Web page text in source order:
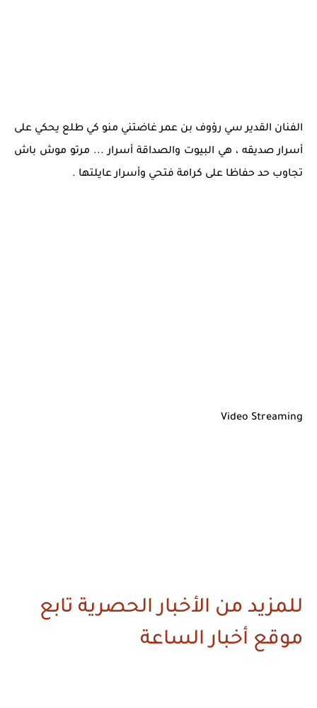
الفنان القدير سي رؤوف بن عمر غاضتني منو كي طلع يحكي على
أسرار صديقه ، هي البيوت والصداقة أسرار ... مرتو موش باش
تجاوب حد حفاظا على كرامة فتحي وأسرار عايلتها .
Video Streaming
للمزيد من الأخبار الحصرية تابع
موقع أخبار الساعة